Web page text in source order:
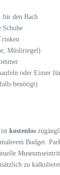
für den Bach
Schuhe
Müsliriegel)
oder Eimer
benötigt)
kostenlos
Budget.
zu